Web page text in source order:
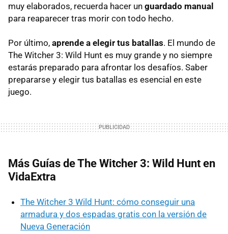
muy elaborados, recuerda hacer un guardado manual
para reaparecer tras morir con todo hecho.
Por último, aprende a elegir tus batallas. El mundo de
The Witcher 3: Wild Hunt es muy grande y no siempre
estarás preparado para afrontar los desafíos. Saber
prepararse y elegir tus batallas es esencial en este
juego.
Más Guías de The Witcher 3: Wild Hunt en
VidaExtra
The Witcher 3 Wild Hunt: cómo conseguir una
armadura y dos espadas gratis con la versión de
Nueva Generación